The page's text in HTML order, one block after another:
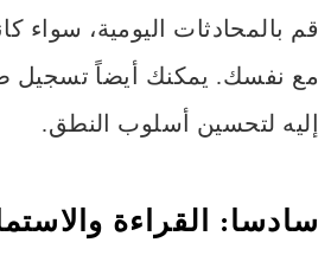
قم بالمحادثات اليومية، سواء
مع نفسك. يمكنك أيضاً تسجيل
إليه لتحسين أسلوب النطق.
سادسا: القراءة